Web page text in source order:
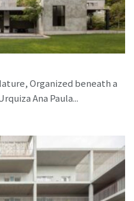
Organized beneath a
Ana Paula...